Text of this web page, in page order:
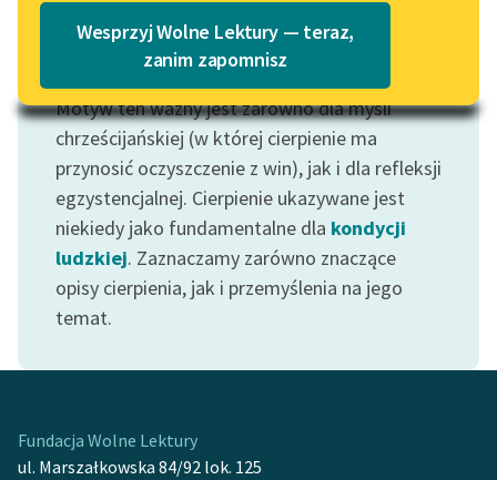
Lektury szkolne i klasyka
literatury do słuchania dla
uczennic i uczniów z
niepełnosprawnościami
E-kolekcja lektur
szkolnych i literatury do
słuchania dla uczennic i
uczniów z
skandynawskiej literatury
feministycznej
Katalog w formacie PDF
Wesprzyj Wolne Lektury — teraz,
zanim zapomnisz
Motyw: Cierpienie
Motyw ten ważny jest zarówno dla myśli
chrześcijańskiej (w której cierpienie ma
przynosić oczyszczenie z win), jak i dla refleksji
egzystencjalnej. Cierpienie ukazywane jest
niekiedy jako fundamentalne dla kondycji
ludzkiej. Zaznaczamy zarówno znaczące
opisy cierpienia, jak i przemyślenia na jego
temat.
Fundacja Wolne Lektury
ul. Marszałkowska 84/92 lok. 125